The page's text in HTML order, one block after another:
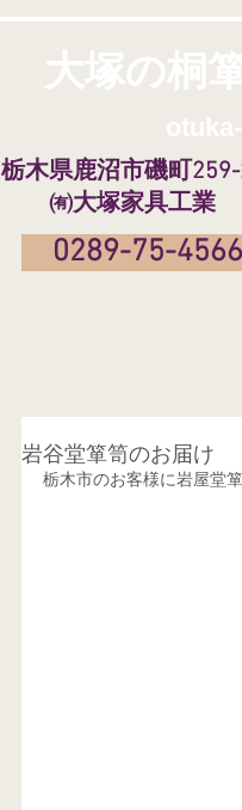
大塚の桐
栃木県鹿沼市磯町
㈲大塚家具工業
0289-75-4566
岩谷堂箪笥のお届け
栃木市のお客様に岩屋堂